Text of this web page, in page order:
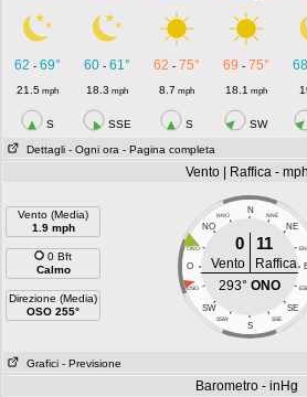
62 -69° 60- 61° 62 - 75° 69 - 75° 68
21.5 mph 18.3 mph 8.7 mph 18.1 mph
S SSE S SW
Dettagli - Ogni ora - Pagina completa
Vento | Raffica - mph
Vento (Media)
1.9 mph
0 Bft
Calmo
Direzione (Media)
OSO 255°
N
NNO NNE
NO NE
ONO
O
OSO
SW SE
SSW SSE
S
0 11
Vento
Raffica
293° ONO
Grafici - Previsione
Barometro - inHg